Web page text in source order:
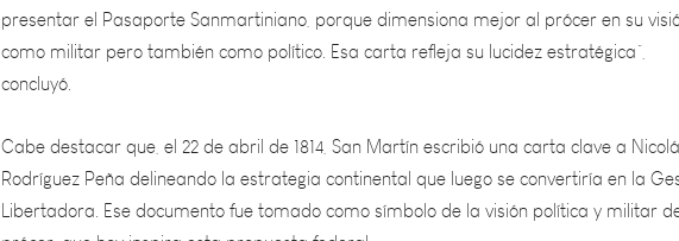
concluyó.
Cabe destacar que, el 22 de abril de 1814, San Martín escribió una carta clave a Nicolás
Rodríguez Peña delineando la estrategia continental que luego se convertiría en la
Libertadora. Ese documento fue tomado como símbolo de la visión política y militar
prócer, que hoy inspira esta propuesta federal.